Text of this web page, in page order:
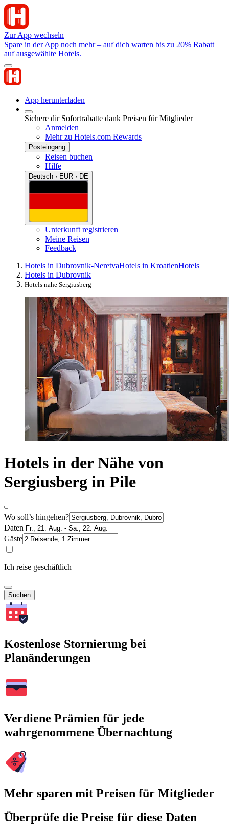
Zur App wechseln
Spare in der App noch mehr – auf dich warten bis zu 20% Rabatt
auf ausgewählte Hotels.
App herunterladen
Sichere dir Sofortrabatte dank Preisen für Mitglieder
Anmelden
Mehr zu Hotels.com Rewards
Posteingang
Reisen buchen
Hilfe
Deutsch · EUR · DE
Unterkunft registrieren
Meine Reisen
Feedback
Hotels in Dubrovnik-NeretvaHotels in KroatienHotels
Hotels in Dubrovnik
Hotels nahe Sergiusberg
Hotels in der Nähe von
Sergiusberg in Pile
Wo soll’s hingehen?
Daten
Gäste
Ich reise geschäftlich
Suchen
Kostenlose Stornierung bei
Planänderungen
Verdiene Prämien für jede
wahrgenommene Übernachtung
Mehr sparen mit Preisen für Mitglieder
Überprüfe die Preise für diese Daten